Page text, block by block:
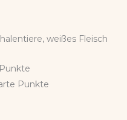
weißes Fleisch
Punkte